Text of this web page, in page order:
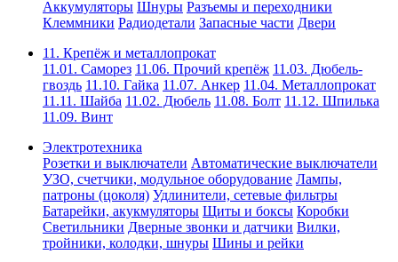
Аккумуляторы Шнуры Разъемы и переходники
Клеммники Радиодетали Запасные части Двери
11. Крепёж и металлопрокат
11.01. Саморез 11.06. Прочий крепёж 11.03. Дюбель-
гвоздь 11.10. Гайка 11.07. Анкер 11.04. Металлопрокат
11.11. Шайба 11.02. Дюбель 11.08. Болт 11.12. Шпилька
11.09. Винт
Электротехника
Розетки и выключатели Автоматические выключатели
УЗО, счетчики, модульное оборудование Лампы,
патроны (цоколя) Удлинители, сетевые фильтры
Батарейки, акукмуляторы Щиты и боксы Коробки
Светильники Дверные звонки и датчики Вилки,
тройники, колодки, шнуры Шины и рейки